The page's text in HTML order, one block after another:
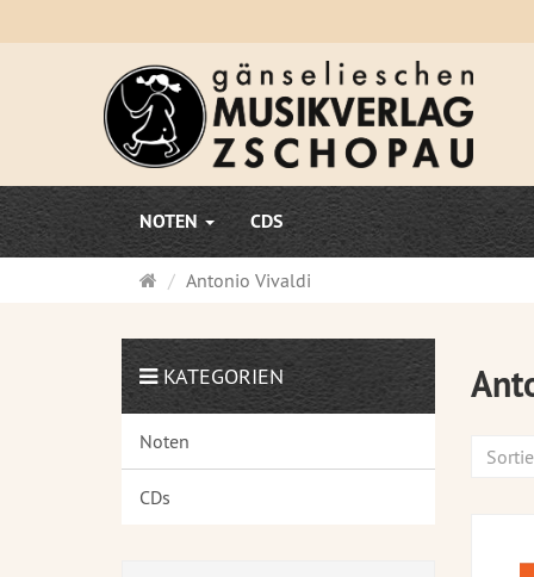
NOTEN CDS
Startseite
Antonio Vivaldi
KATEGORIEN
Noten
CDs